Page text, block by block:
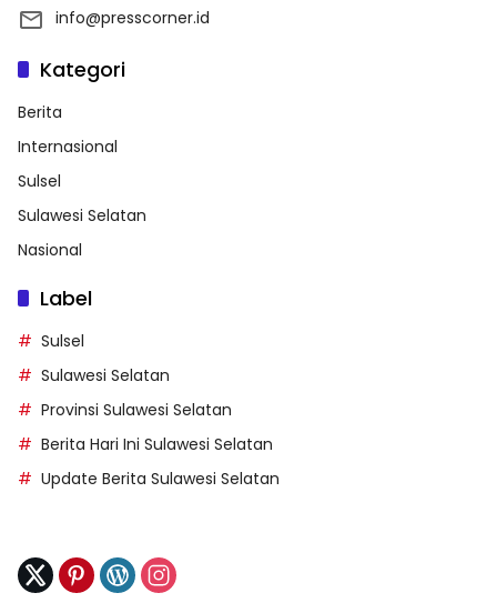
info@presscorner.id
Kategori
Berita
Internasional
Sulsel
Sulawesi Selatan
Nasional
Label
Sulsel
Sulawesi Selatan
Provinsi Sulawesi Selatan
Berita Hari Ini Sulawesi Selatan
Update Berita Sulawesi Selatan